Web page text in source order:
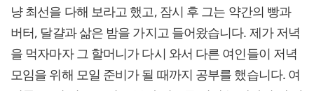
냥 최선을 다해 보라고 했고, 잠시 후 그는 약간의 빵과
버터, 달걀과 삶은 밤을 가지고 들어왔습니다. 제가 저녁
을 먹자마자 그 할머니가 다시 와서 다른 여인들이 저녁
모임을 위해 모일 준비가 될 때까지 공부를 했습니다. 여